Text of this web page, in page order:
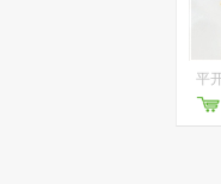
平